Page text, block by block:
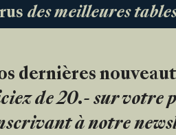
des meilleures
dernières
de 20.- sur votre
à notre